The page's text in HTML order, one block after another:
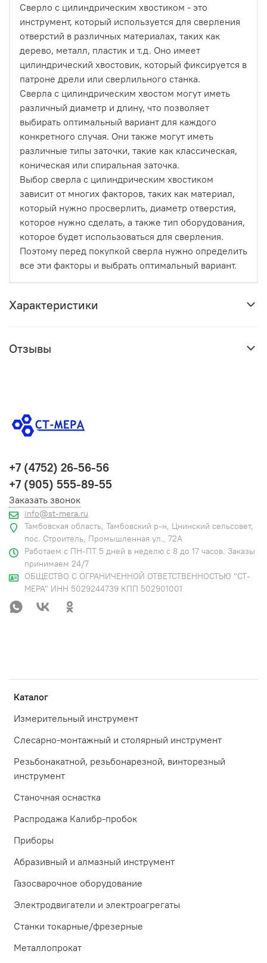
Сверло с цилиндрическим хвостиком - это
инструмент, который используется для сверления
отверстий в различных материалах, таких как
дерево, металл, пластик и т.д. Оно имеет
цилиндрический хвостовик, который фиксируется в
патроне дрели или сверлильного станка.
Сверла с цилиндрическим хвостом могут иметь
различный диаметр и длину, что позволяет
выбирать оптимальный вариант для каждого
конкретного случая. Они также могут иметь
различные типы заточки, такие как классическая,
коническая или спиральная заточка.
Выбор сверла с цилиндрическим хвостиком
зависит от многих факторов, таких как материал,
который нужно просверлить, диаметр отверстия,
которое нужно сделать, а также тип оборудования,
которое будет использоваться для сверления.
Поэтому перед покупкой сверла нужно определить
все эти факторы и выбрать оптимальный вариант.
Характеристики
Отзывы
Каталог
Измерительный инструмент
Слесарно-монтажный и столярный инструмент
Резьбонакатной, резьбонарезной, винторезный
инструмент
Станочная оснастка
Распродажа Калибр-пробок
Приборы
Абразивный и алмазный инструмент
Газосварочное оборудование
Электродвигатели и электроагрегаты
Станки токарные/фрезерные
Металлопрокат
+7 (4752) 26-56-56
+7 (905) 555-89-55
Заказать звонок
info@st-mera.ru
Тамбовская область, Тамбовский р-н, Цнинский сельсовет,
пос. Строитель, Промышленная ул., 72А
Работаем с ПН-ПТ 5 дней в неделю с 8 до 17 часов. Заказы
принимаем 24/7
ОБЩЕСТВО С ОГРАНИЧЕННОЙ ОТВЕТСТВЕННОСТЬЮ "СТ-
МЕРА" ИНН 5029244739 КПП 502901001